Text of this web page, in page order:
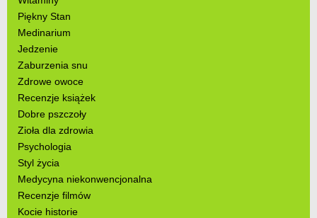
Piękny Stan
Medinarium
Jedzenie
Zaburzenia snu
Zdrowe owoce
Recenzje książek
Dobre pszczoły
Zioła dla zdrowia
Psychologia
Styl życia
Medycyna niekonwencjonalna
Recenzje filmów
Kocie historie